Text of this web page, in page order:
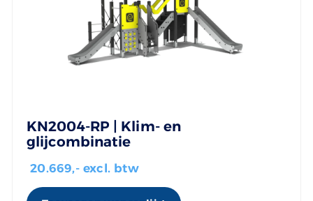
KN2004-RP | Klim- en
glijcombinatie
20.669,- excl. btw